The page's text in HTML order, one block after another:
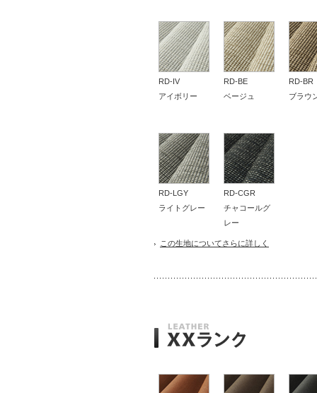
RD-IV
アイボリー
RD-BE
ベージュ
RD-BR
ブラウ
RD-LGY
ライトグレー
RD-CGR
チャコールグ
レー
この生地についてさらに詳しく